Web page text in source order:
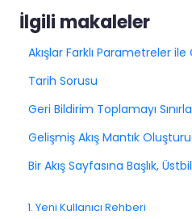
İlgili makaleler
Akışlar Farklı Parametreler
Tarih Sorusu
Geri Bildirim Toplamayı
Gelişmiş Akış Mantık
Bir Akış Sayfasına Başlık,
1. Yeni Kullanıcı Rehberi